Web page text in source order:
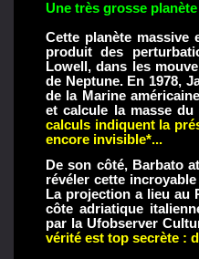
Une très grosse planète
Cette planète massive
produit des
Lowell, dans les
de Neptune. En 1978,
de la Marine
et calcule la masse
calculs indiquent la
encore invisible*...
De son côté, Barbato
révéler cette
La projection a lieu au
côte adriatique
par la Ufobserver
vérité est top secrète :